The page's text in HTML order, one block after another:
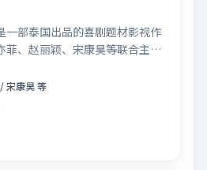
一部泰国出品的喜剧题材影视作
菲、赵丽颖、宋康昊等联合主
在院线首映。影片围绕「爱的
展开叙事，镜头语言克制而富
人物弧光完整；配乐与场面调
验，亦留有可供解读的细节空
事与人物关系的观众观看与收
宋康昊 等